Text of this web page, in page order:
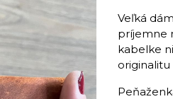
Veľká
príjemne
kabelke